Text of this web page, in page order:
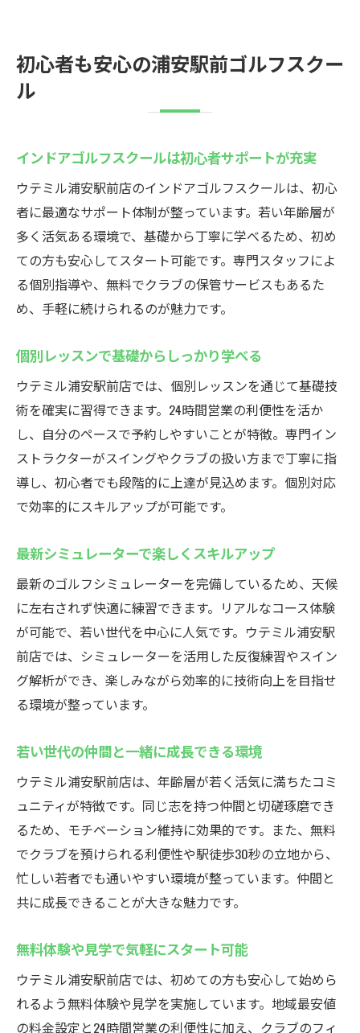
初心者も安心の浦安駅前ゴルフスクー
ル
インドアゴルフスクールは初心者サポートが充実
ウテミル浦安駅前店のインドアゴルフスクールは、初心
者に最適なサポート体制が整っています。若い年齢層が
多く活気ある環境で、基礎から丁寧に学べるため、初め
ての方も安心してスタート可能です。専門スタッフによ
る個別指導や、無料でクラブの保管サービスもあるた
め、手軽に続けられるのが魅力です。
個別レッスンで基礎からしっかり学べる
ウテミル浦安駅前店では、個別レッスンを通じて基礎技
術を確実に習得できます。24時間営業の利便性を活か
し、自分のペースで予約しやすいことが特徴。専門イン
ストラクターがスイングやクラブの扱い方まで丁寧に指
導し、初心者でも段階的に上達が見込めます。個別対応
で効率的にスキルアップが可能です。
最新シミュレーターで楽しくスキルアップ
最新のゴルフシミュレーターを完備しているため、天候
に左右されず快適に練習できます。リアルなコース体験
が可能で、若い世代を中心に人気です。ウテミル浦安駅
前店では、シミュレーターを活用した反復練習やスイン
グ解析ができ、楽しみながら効率的に技術向上を目指せ
る環境が整っています。
若い世代の仲間と一緒に成長できる環境
ウテミル浦安駅前店は、年齢層が若く活気に満ちたコミ
ュニティが特徴です。同じ志を持つ仲間と切磋琢磨でき
るため、モチベーション維持に効果的です。また、無料
でクラブを預けられる利便性や駅徒歩30秒の立地から、
忙しい若者でも通いやすい環境が整っています。仲間と
共に成長できることが大きな魅力です。
無料体験や見学で気軽にスタート可能
ウテミル浦安駅前店では、初めての方も安心して始めら
れるよう無料体験や見学を実施しています。地域最安値
の料金設定と24時間営業の利便性に加え、クラブのフィ